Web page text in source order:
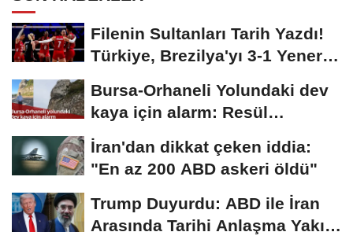
Filenin Sultanları Tarih Yazdı!
Türkiye, Brezilya'yı 3-1 Yenerek
Bursa-Orhaneli Yolundaki dev
kaya için alarm: Resül
Kaplan'dan yetkililere...
İran'dan dikkat çeken iddia:
"En az 200 ABD askeri öldü"
Trump Duyurdu: ABD ile İran
Arasında Tarihi Anlaşma Yakın!